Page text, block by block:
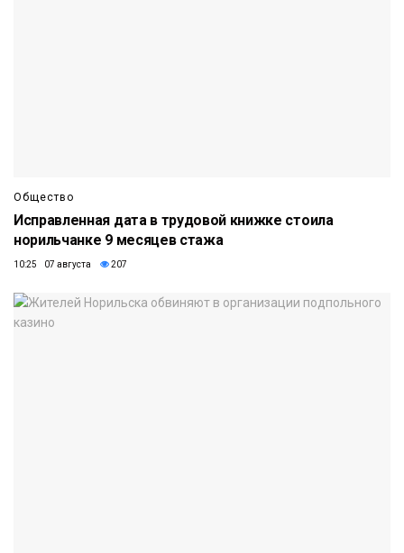
Общество
Исправленная дата в трудовой книжке стоила
норильчанке 9 месяцев стажа
10:25 07 августа 207